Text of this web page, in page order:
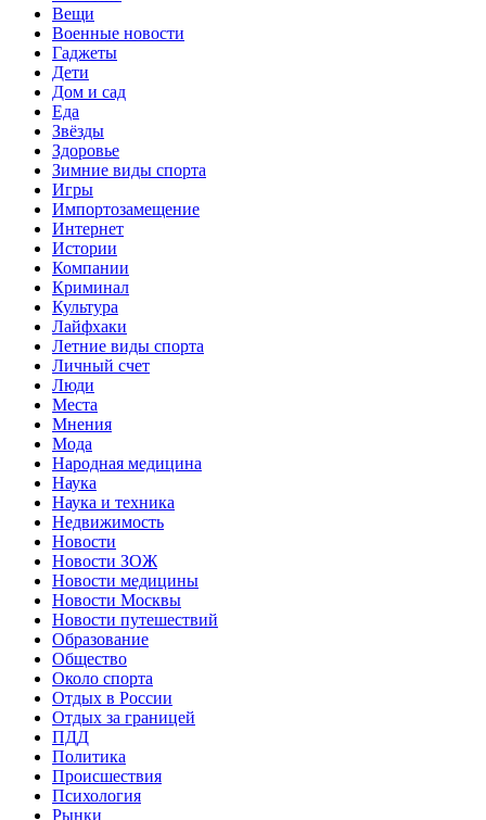
Вещи
Военные новости
Гаджеты
Дети
Дом и сад
Еда
Звёзды
Здоровье
Зимние виды спорта
Игры
Импортозамещение
Интернет
Истории
Компании
Криминал
Культура
Лайфхаки
Летние виды спорта
Личный счет
Люди
Места
Мнения
Мода
Народная медицина
Наука
Наука и техника
Недвижимость
Новости
Новости ЗОЖ
Новости медицины
Новости Москвы
Новости путешествий
Образование
Общество
Около спорта
Отдых в России
Отдых за границей
ПДД
Политика
Происшествия
Психология
Рынки